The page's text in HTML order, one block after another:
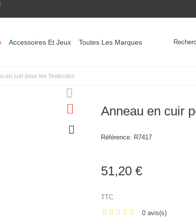
Accessoires Et Jeux Toutes Les Marques
en cuir pour les Testicules
Anneau en cuir
Référence: R7417
51,20 €
TTC
0 avis(s)